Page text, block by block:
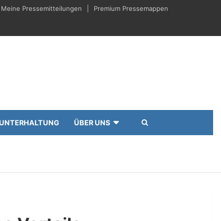
Meine Pressemitteilungen Premium Pressemappen
UNTERHALTUNG ÜBER UNS